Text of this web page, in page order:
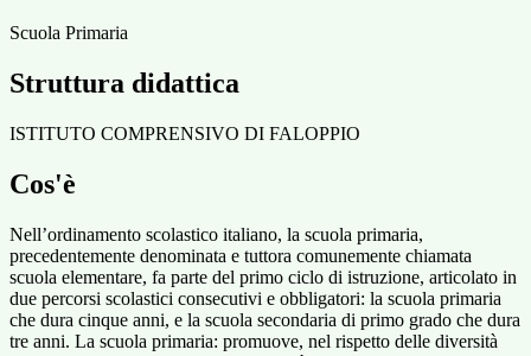
Scuola Primaria
Struttura didattica
ISTITUTO COMPRENSIVO DI FALOPPIO
Cos'è
Nell’ordinamento scolastico italiano, la scuola primaria,
precedentemente denominata e tuttora comunemente chiamata
scuola elementare, fa parte del primo ciclo di istruzione, articolato in
due percorsi scolastici consecutivi e obbligatori: la scuola primaria
che dura cinque anni, e la scuola secondaria di primo grado che dura
tre anni. La scuola primaria: promuove, nel rispetto delle diversità